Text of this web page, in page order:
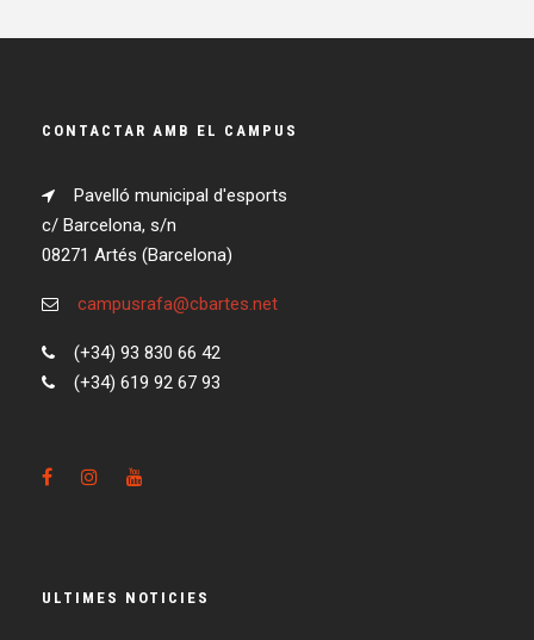
CONTACTAR AMB EL CAMPUS
Pavelló municipal d'esports
c/ Barcelona, s/n
08271 Artés (Barcelona)
campusrafa@cbartes.net
(+34) 93 830 66 42
(+34) 619 92 67 93
ULTIMES NOTICIES